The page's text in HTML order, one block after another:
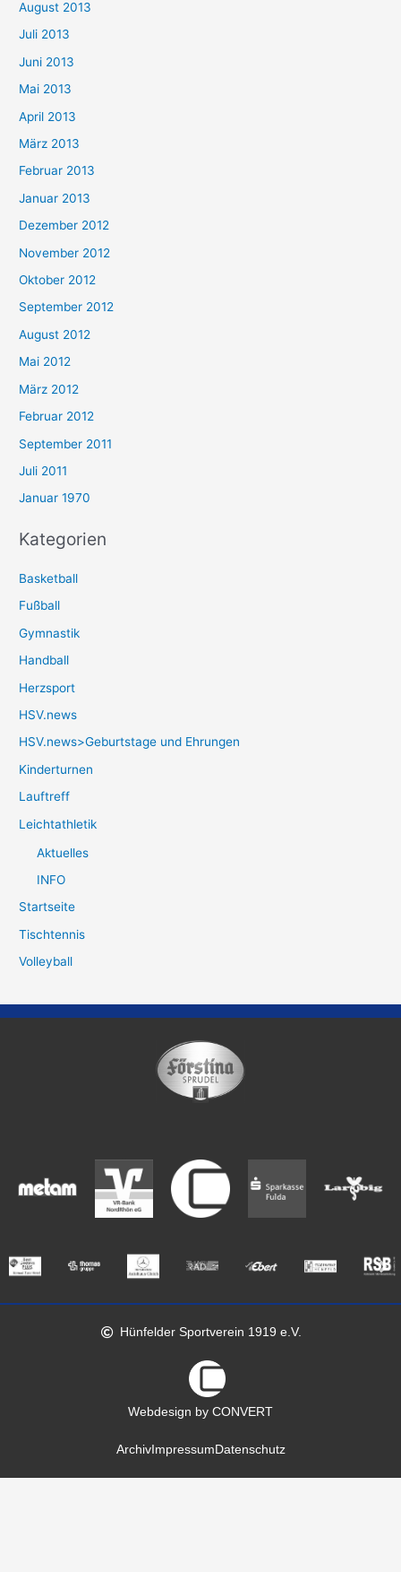
August 2013
Juli 2013
Juni 2013
Mai 2013
April 2013
März 2013
Februar 2013
Januar 2013
Dezember 2012
November 2012
Oktober 2012
September 2012
August 2012
Mai 2012
März 2012
Februar 2012
September 2011
Juli 2011
Januar 1970
Kategorien
Basketball
Fußball
Gymnastik
Handball
Herzsport
HSV.news
HSV.news>Geburtstage und Ehrungen
Kinderturnen
Lauftreff
Leichtathletik
Aktuelles
INFO
Startseite
Tischtennis
Volleyball
Hünfelder Sportverein 1919 e.V.
Webdesign by CONVERT
ArchivImpressumDatenschutz